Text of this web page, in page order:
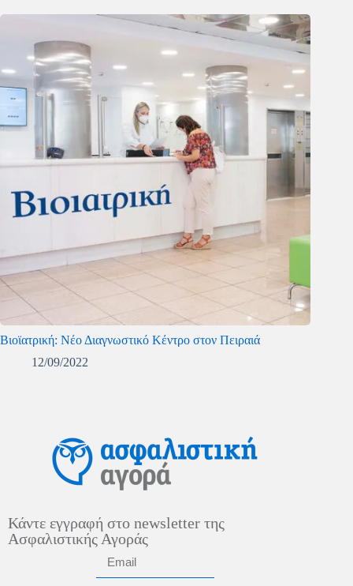
Βιοϊατρική: Νέο Διαγνωστικό Κέντρο στον Πειραιά
12/09/2022
Κάντε εγγραφή στο newsletter της
Ασφαλιστικής Αγοράς